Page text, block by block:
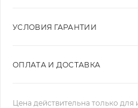
УСЛОВИЯ ГАРАНТИИ
ОПЛАТА И ДОСТАВКА
Цена действительна только